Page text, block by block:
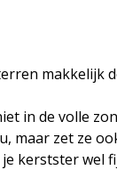
makkelijk
in de volle
zet ze
kerstster wel